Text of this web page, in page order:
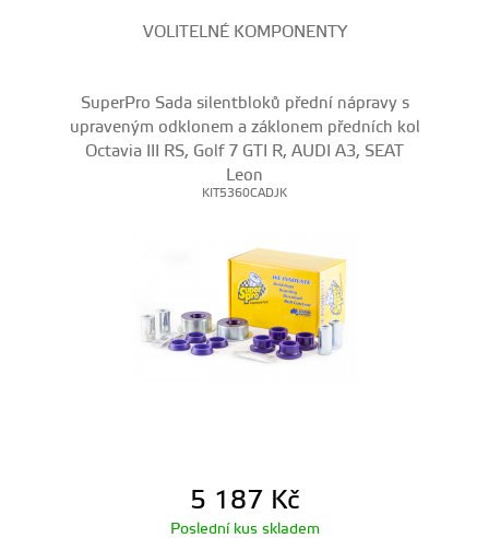
VOLITELNÉ KOMPONENTY
SuperPro Sada silentbloků přední nápravy s
upraveným odklonem a záklonem předních kol
Octavia III RS, Golf 7 GTI R, AUDI A3, SEAT
Leon
KIT5360CADJK
5 187 Kč
Poslední kus skladem